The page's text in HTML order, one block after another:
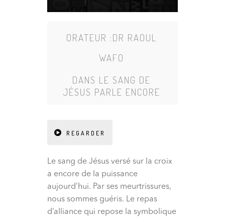
ORATEUR :DR RAOUL
WAFO
DANS LE SANG DE
JÉSUS PARLE ENCORE
REGARDER
Le sang de Jésus versé sur la croix
a encore de la puissance
aujourd’hui. Par ses meurtrissures,
nous sommes guéris. Le repas
d’alliance qui repose la symbolique